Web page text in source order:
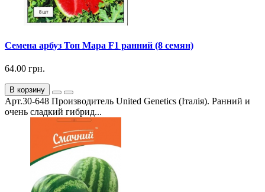
Семена арбуз Топ Мара F1 ранний (8 семян)
64.00 грн.
В корзину
Арт.30-648 Производитель United Genetics (Італія). Ранний и
очень сладкий гибрид...